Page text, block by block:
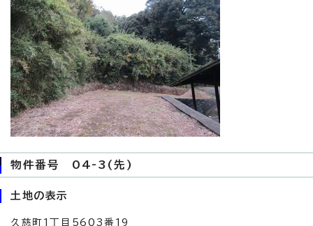
物件番号 04-3(先)
土地の表示
久慈町1丁目5603番19